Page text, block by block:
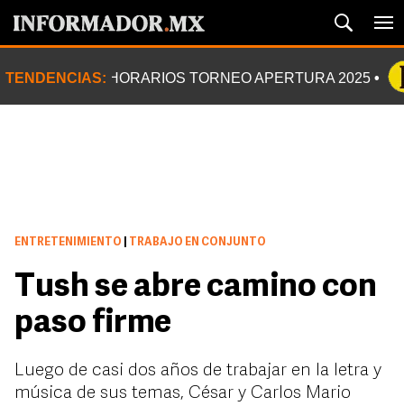
TENDENCIAS: HORARIOS TORNEO APERTURA 2025
ENTRETENIMIENTO TRABAJO EN CONJUNTO
Tush se abre camino con
paso firme
Luego de casi dos años de trabajar en la letra y
música de sus temas, César y Carlos Mario